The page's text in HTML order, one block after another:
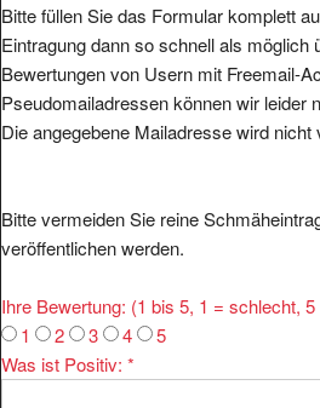
Bitte füllen Sie das Formular komplett
Eintragung dann so schnell als möglich
Bewertungen von Usern mit Freemail-
Pseudomailadressen können wir leider
Die angegebene Mailadresse wird nicht
Bitte vermeiden Sie reine
veröffentlichen werden.
Ihre Bewertung: (1 bis 5, 1 = schlecht,
1
2 3 4
5
Was ist Positiv: *